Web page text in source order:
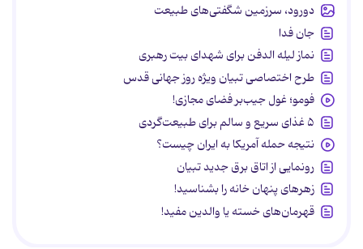
دورود، سرزمین شگفتی‌های طبیعت
جان فدا
نماز لیله الدفن برای شهدای بیت رهبری
طرح اختصاصی تبیان ویژه روز جهانی قدس
فومو؛ غول جیب‌بر فضای مجازی!
۵ غذای سریع و سالم برای طبیعت‌گردی
نتیجه حمله آمریکا به ایران چیست؟
رونمایی از اتاق برق جدید تبیان
زهرهای پنهان خانه را بشناسید!
قهرمان‌های خسته یا والدین مفید!